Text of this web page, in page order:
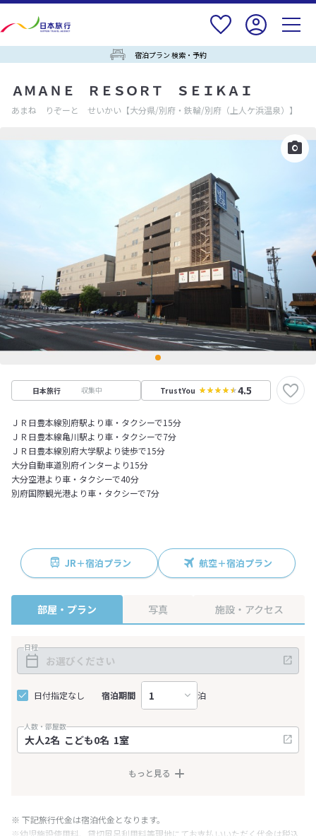
宿泊プラン 検索・予約
ＡＭＡＮＥ ＲＥＳＯＲＴ ＳＥＩＫＡＩ
あまね りぞーと せいかい 【大分県/別府・鉄輪/別府（上人ケ浜温泉）】
日本旅行 収集中 TrustYou 4.5
ＪＲ日豊本線別府駅より車・タクシーで15分
ＪＲ日豊本線亀川駅より車・タクシーで7分
ＪＲ日豊本線別府大学駅より徒歩で15分
大分自動車道別府インターより15分
大分空港より車・タクシーで40分
別府国際観光港より車・タクシーで7分
JR＋宿泊プラン 航空＋宿泊プラン
部屋・プラン 写真 施設・アクセス
日程
日付指定なし 宿泊期間 泊
人数・部屋数
もっと見る
※ 下記旅行代金は宿泊代金となります。
※幼児施設使用料、貸切風呂利用料等現地にてお支払いいただく代金は税込